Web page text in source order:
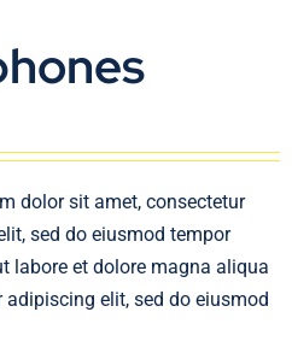
dolor sit amet, consectetur
sed do eiusmod tempor
labore et dolore magna aliqua
adipiscing elit, sed do eiusmod